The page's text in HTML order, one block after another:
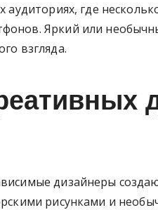
где
Яркий или
взгляда.
дизайнеры
рисунками и